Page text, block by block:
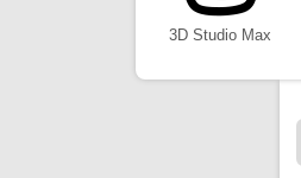
3D Studio Max